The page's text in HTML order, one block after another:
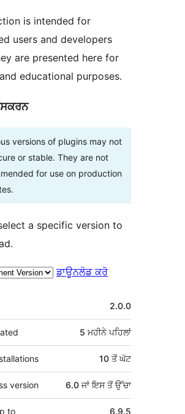
is intended for
users and developers
are presented here for
educational purposes.
versions of plugins may not
or stable. They are not
for use on production
a specific version to
ਡਾਊਨਲੋਡ ਕਰੋ
2.0.0
5 ਮਹੀਨੇਪਹਿਲਾਂ
10 ਤੋਂ ਘੱਟ
version 6.0 ਜਾਂ ਇਸ ਤੋਂ ਉੱਚਾ
to 6.9.5